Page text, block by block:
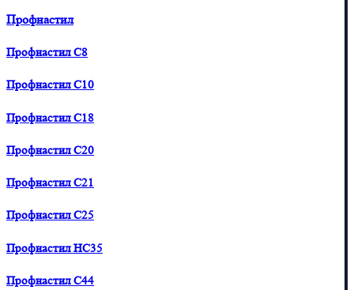
Профнастил
Профнастил С8
Профнастил С10
Профнастил С18
Профнастил С20
Профнастил С21
Профнастил С25
Профнастил HC35
Профнастил С44